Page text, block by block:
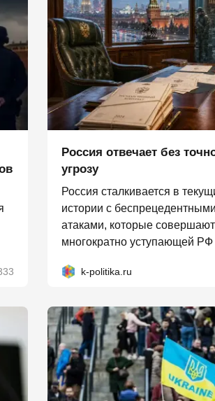
Россия отвечает без
угрозу
Россия сталкивается в
истории с
атаками, которые
многократно уступающей РФ
k-politika.ru